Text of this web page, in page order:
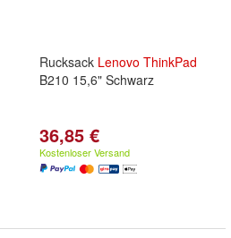
Rucksack Lenovo ThinkPad
B210 15,6" Schwarz
36,85 €
Kostenloser Versand